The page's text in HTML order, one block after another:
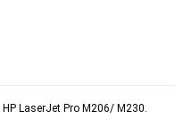
LaserJet Pro M206/ M230.